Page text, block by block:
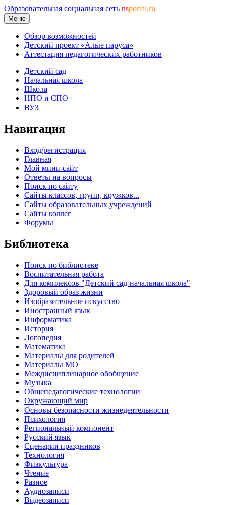
Образовательная социальная сеть nsportal.ru
Меню
Обзор возможностей
Детский проект «Алые паруса»
Аттестация педагогических работников
Детский сад
Начальная школа
Школа
НПО и СПО
ВУЗ
Навигация
Вход/регистрация
Главная
Мой мини-сайт
Ответы на вопросы
Поиск по сайту
Сайты классов, групп, кружков...
Сайты образовательных учреждений
Сайты коллег
Форумы
Библиотека
Поиск по библиотеке
Воспитательная работа
Для комплексов "Детский сад-начальная школа"
Здоровый образ жизни
Изобразительное искусство
Иностранный язык
Информатика
История
Логопедия
Математика
Материалы для родителей
Материалы МО
Междисциплинарное обобщение
Музыка
Общепедагогические технологии
Окружающий мир
Основы безопасности жизнедеятельности
Психология
Региональный компонент
Русский язык
Сценарии праздников
Технология
Физкультура
Чтение
Разное
Аудиозаписи
Видеозаписи